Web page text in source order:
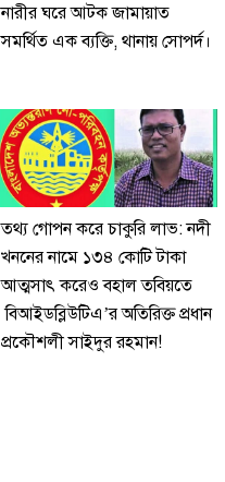
নারীর ঘরে আটক জামায়াত
সমর্থিত এক ব্যক্তি, থানায় সোপর্দ।
তথ্য গোপন করে চাকুরি লাভ: নদী
খননের নামে ১৩৪ কোটি টাকা
আত্মসাৎ করেও বহাল তবিয়তে
বিআইডব্লিউটিএ’র অতিরিক্ত প্রধান
প্রকৌশলী সাইদুর রহমান!